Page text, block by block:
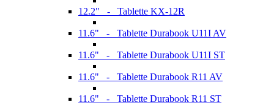
12.2" - Tablette KX-12R
11.6" - Tablette Durabook U11I AV
11.6" - Tablette Durabook U11I ST
11.6" - Tablette Durabook R11 AV
11.6" - Tablette Durabook R11 ST